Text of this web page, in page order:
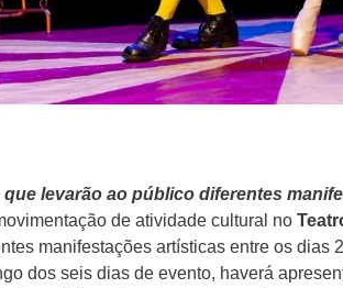
levarão ao público diferentes
de atividade cultural no
manifestações artísticas entre os dias
dos seis dias de evento, haverá